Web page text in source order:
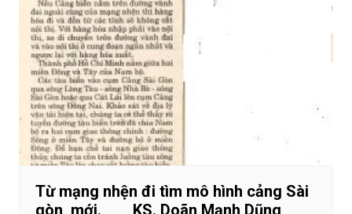
Từ mạng nhện đi tìm mô hình cảng Sài